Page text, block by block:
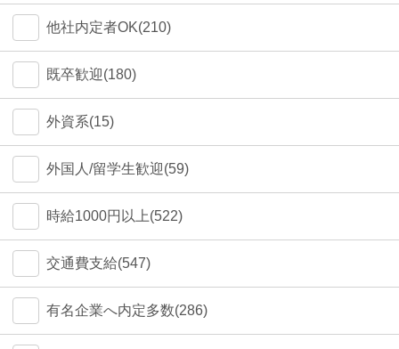
他社内定者OK(210)
既卒歓迎(180)
外資系(15)
外国人/留学生歓迎(59)
時給1000円以上(522)
交通費支給(547)
有名企業へ内定多数(286)